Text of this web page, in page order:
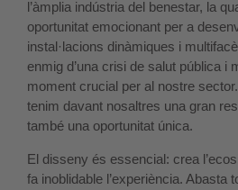
l’àmplia indústria del benestar, la
oportunitat emocionant per a
instal·lacions dinàmiques i
enmig d’una crisi de salut pública i
moment crucial per al nostre
tenim davant nosaltres una gran
també una oportunitat única.
El disseny és essencial: crea
fa inoblidable l’experiència. Abasta